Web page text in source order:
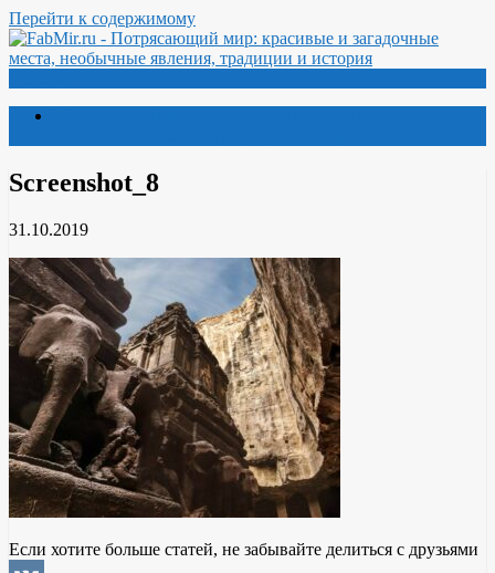
Перейти к содержимому
Screenshot_8
31.10.2019
Если хотите больше статей, не забывайте делиться с друзьями